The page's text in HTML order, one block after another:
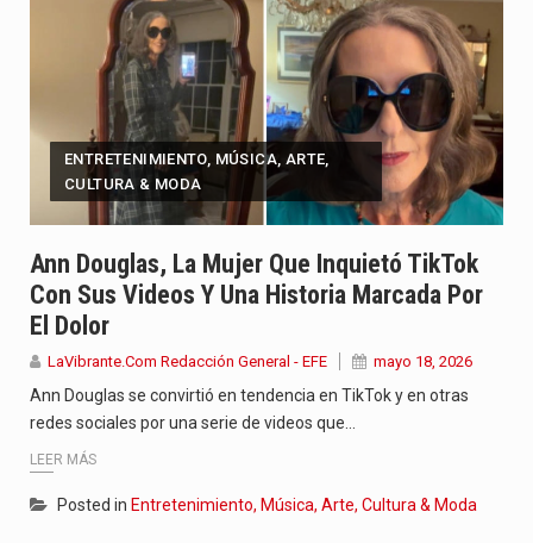
ENTRETENIMIENTO, MÚSICA, ARTE,
CULTURA & MODA
Ann Douglas, La Mujer Que Inquietó TikTok
Con Sus Videos Y Una Historia Marcada Por
El Dolor
LaVibrante.Com Redacción General - EFE mayo 18, 2026
Ann Douglas se convirtió en tendencia en TikTok y en otras
redes sociales por una serie de videos que…
LEER MÁS
Posted in Entretenimiento, Música, Arte, Cultura & Moda